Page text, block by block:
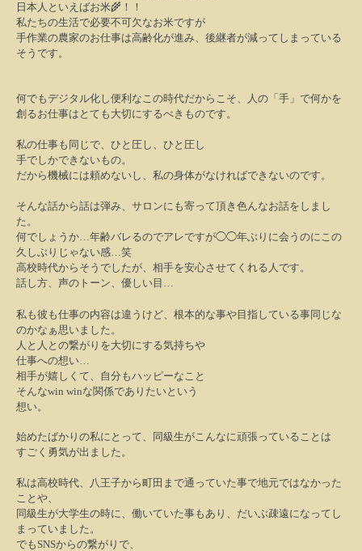
日本人といえばお米🌾 ！！
私たちの生活で必要不可欠なお米ですが
手作業の農家のお仕事は高齢化が進み、後継者が減ってしまっている
そうです。
何でもデジタル化し便利なこの時代だからこそ、人の「手」で何かを
創るお仕事はとても大切にするべきものです。
私の仕事も同じで、ひと圧し、ひと圧し
手でしかできないもの。
だから機械には頼めないし、私の身体がなければできないのです。
そんな話から話は弾み、サロンにも寄って頂き色んなお話をしまし
た。
何でしょうか…年齢バレるのでアレですが◯◯年ぶりに会うのにこの
久しぶりじゃない感…笑
高校時代からそうでしたが、相手を安心させてくれる人です。
話し方、声のトーン、優しい目 …
私も彼も仕事の内容は違うけど、根本的な事や目指している事同じな
のかなぁ思いました。
人と人との繋がりを大切にする気持ちや
仕事への想い
相手が嬉しくて、自分もハッピーなこと
そんなwin winな関係でありたいという
想い。
始めたばかりの私にとって、同級生がこんなに頑張っていることは
すごく勇気が出ました。
私は高校時代、八王子から町田まで通っていた事で地元ではなかった
ことや、
同級生が大学生の時に、働いていた事もあり、だいぶ疎遠になってし
まっていました。
でも SNSからの繋がりで、